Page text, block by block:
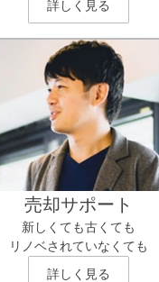
詳しく見る
売却サポート
新しくても古くても
リノベされていなくても
詳しく見る